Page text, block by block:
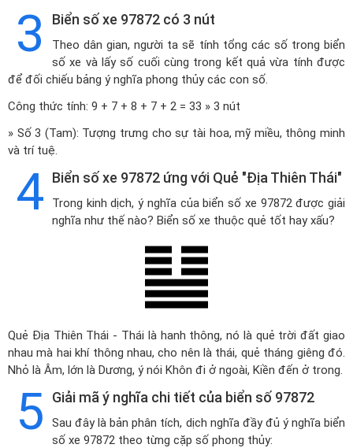
3 Biển số xe 97872 có 3 nút
Theo dân gian, người ta sẽ tính tổng các số trong biển
số xe và lấy số cuối cùng trong kết quả vừa tính được
để đối chiếu bảng ý nghĩa phong thủy các con số.
Công thức tính: 9 + 7 + 8 + 7 + 2 = 33 » 3 nút
» Số 3 (Tam): Tượng trưng cho sự tài hoa, mỹ miều, thông minh
và trí tuệ.
4 Biển số xe 97872 ứng với Quẻ "Địa Thiên Thái"
Trong kinh dịch, ý nghĩa của biển số xe 97872 được giải
nghĩa như thế nào? Biển số xe thuộc quẻ tốt hay xấu?
Quẻ Địa Thiên Thái - Thái là hanh thông, nó là quẻ trời đất giao
nhau mà hai khí thông nhau, cho nên là thái, quẻ tháng giêng đó.
Nhỏ là Âm, lớn là Dương, ý nói Khôn đi ở ngoài, Kiền đến ở trong.
5 Giải mã ý nghĩa chi tiết của biển số 97872
Sau đây là bản phân tích, dịch nghĩa đầy đủ ý nghĩa biển
số xe 97872 theo từng cặp số phong thủy: